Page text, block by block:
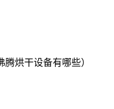
烘干设备有哪些）